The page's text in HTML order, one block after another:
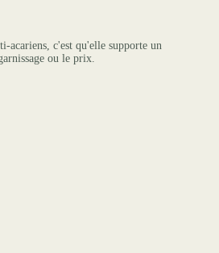
acariens, c'est qu'elle supporte un
ou le prix.